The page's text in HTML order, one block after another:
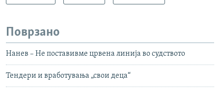
Поврзано
Нанев – Не поставивме црвена линија во судството
Тендери и вработувања „свои деца“